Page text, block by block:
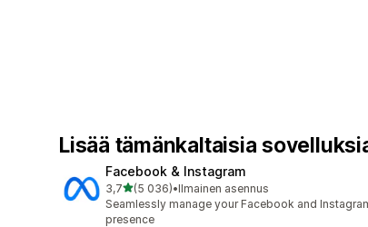
Lisää tämänkaltaisia
Facebook & Instagram
3,7/ 5 tähteä
(5 036)
5036 arvostelua yhteensä
•Ilmainen asennus
Seamlessly manage your Facebook and
presence